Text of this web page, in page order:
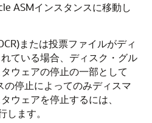
ASMインスタンスに移動し
または投票ファイルがディ
ている場合、ディスク・グル
ウェアの停止の一部として
停止によってのみディスマ
ウェアを停止するには、
します。